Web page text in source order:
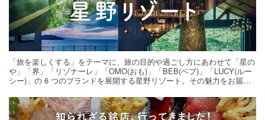
「旅を楽しくする」をテーマに、旅の目的や過ごし方にあわせて「星の
や」「界」「リゾナーレ」「OMO(おも)」「BEB(ベブ)」「LUCY(ルー
シー)」の 6 つのブランドを展開する星野リゾート。その魅力をお届け